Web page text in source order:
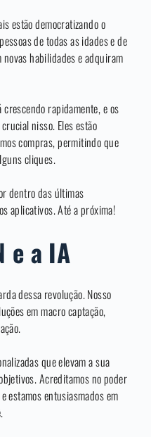
estão democratizando o
de todas as idades e de
habilidades e adquiram
rapidamente, e os
nisso. Eles estão
compras, permitindo que
cliques.
dentro das últimas
aplicativos. Até a próxima!
e a IA
dessa revolução. Nosso
em macro captação,
que elevam a sua
Acreditamos no poder
estamos entusiasmados em